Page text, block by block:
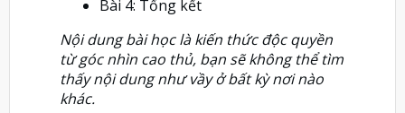
Bài 4: Tổng kết
Nội dung bài học là kiến thức độc quyền
từ góc nhìn cao thủ, bạn sẽ không thể tìm
thấy nội dung như vầy ở bất kỳ nơi nào
khác.